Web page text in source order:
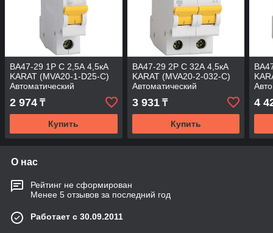
ВА47-29 1P C 2,5А 4,5кА
KARAT (MVA20-1-D25-C)
Автоматический
выключатель
2 974 ₸
Купить
ВА47-29 2P C 32А 4,5кА
KARAT (MVA20-2-032-C)
Автоматический
выключатель
3 931₸
Купить
4
О нас
Рейтинг не сформирован
Менее 5 отзывов за последний год
Работает с 30.09.2011